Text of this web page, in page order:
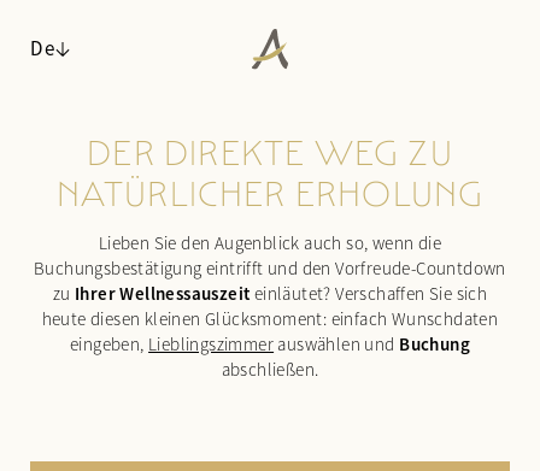
De
ANGERHOF
Philosophie & Geschichte
Panoramalage
Auszeichnungen
Nachhaltigkeit
Impressionen
WOHNEN
Zimmer & Suiten
Inklusivleistungen & Wissenswertes
Arrangements
Last minute
DER DIREKTE WEG ZU
NATÜRLICHER ERHOLUNG
Lieben Sie den Augenblick auch so, wenn die
Buchungsbestätigung eintrifft und den Vorfreude-Countdown
zu Ihrer Wellnessauszeit einläutet? Verschaffen Sie sich
heute diesen kleinen Glücksmoment: einfach Wunschdaten
eingeben, Lieblingszimmer auswählen und Buchung
abschließen.